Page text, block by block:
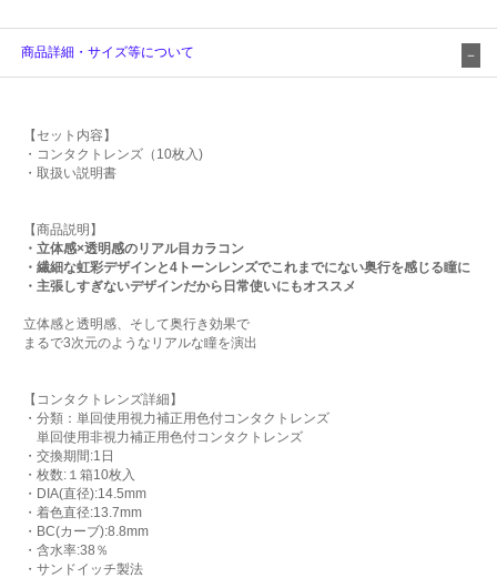
商品詳細・サイズ等について
【セット内容】
・コンタクトレンズ（10枚入)
・取扱い説明書
【商品説明】
・立体感×透明感のリアル目カラコン
・繊細な虹彩デザインと4トーンレンズでこれまでにない奥行を感じる瞳に
・主張しすぎないデザインだから日常使いにもオススメ
立体感と透明感、そして奥行き効果で
まるで3次元のようなリアルな瞳を演出
【コンタクトレンズ詳細】
・分類：単回使用視力補正用色付コンタクトレンズ
単回使用非視力補正用色付コンタクトレンズ
・交換期間:1日
・枚数:１箱10枚入
・DIA(直径):14.5mm
・着色直径:13.7mm
・BC(カーブ):8.8mm
・含水率:38％
・サンドイッチ製法